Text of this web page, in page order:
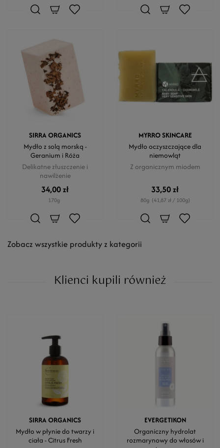
SIRRA ORGANICS
Mydło z solą morską -
Geranium i Róża
Delikatne złuszczenie i
nawilżenie
34,00 zł
170g
MYRRO SKINCARE
Mydło oczyszczające dla
niemowląt
Z organicznym miodem
33,50 zł
80g (41,87 zł / 100g)
Zobacz wszystkie produkty z kategorii
Klienci kupili również
SIRRA ORGANICS
Mydło w płynie do twarzy i
ciała - Citrus Fresh
EVERGETIKON
Organiczny hydrolat
rozmarynowy do włosów i